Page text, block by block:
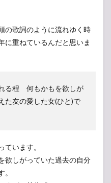
の歌詞のように流れゆく時
に重ねているんだと思いま
る程 何もかもを欲しが
友の愛した女(ひと)で
ています。
欲しがっていた過去の自分